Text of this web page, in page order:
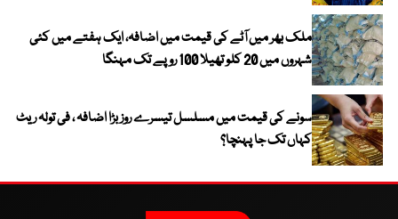
ملک بھر میں آٹے کی قیمت میں اضافہ، ایک ہفتے میں کئی
شہروں میں 20 کلو تھیلا 100 روپے تک مہنگا
سونے کی قیمت میں مسلسل تیسرے روز بڑا اضافہ ، فی تولہ ریٹ
کہاں تک جا پہنچا؟